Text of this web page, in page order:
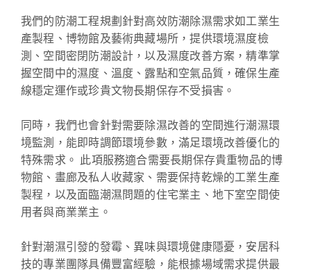
我們的防潮工程規劃針對高效防潮除濕需求如工業生
產製程、博物館及藝術典藏場所，提供環境濕度檢
測、空間密閉防潮設計，以及濕度改善方案，精準掌
握空間中的濕度、溫度、露點和空氣品質，確保生產
線穩定運作或珍貴文物長期保存不受損害。
同時，我們也會針對需要除濕改善的空間進行潮濕環
境監測，能即時調節環境參數，滿足環境改善優化的
特殊需求。 此項服務適合需要長期保存貴重物品的博
物館、畫廊及私人收藏家、需要保持乾燥的工業生產
製程，以及面臨潮濕問題的住宅業主、地下室空間使
用者與商業業主。
針對潮濕引發的發霉、異味與環境健康隱憂，安居科
技的專業團隊具備豐富經驗，能根據場域需求提供最